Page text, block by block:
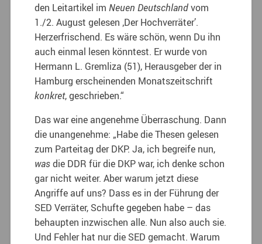
den Leitartikel imNeuen Deutschlandvom
1./2. August gelesen ‚Der Hochverräter’.
Herzerfrischend. Es wäre schön, wenn Du ihn
auch einmal lesen könntest. Er wurde von
Hermann L. Gremliza (51), Herausgeber der in
Hamburg erscheinenden Monatszeitschrift
konkret, geschrieben.“
Das war eine angenehme Überraschung. Dann
die unangenehme: „Habe die Thesen gelesen
zum Parteitag der DKP. Ja, ich begreife nun,
wasdie DDR für die DKP war, ich denke schon
gar nicht weiter. Aber warum jetzt diese
Angriffe auf uns? Dass es in der Führung der
SED Verräter, Schufte gegeben habe – das
behaupten inzwischen alle. Nun also auch sie.
Und Fehler hat nur die SED gemacht. Warum